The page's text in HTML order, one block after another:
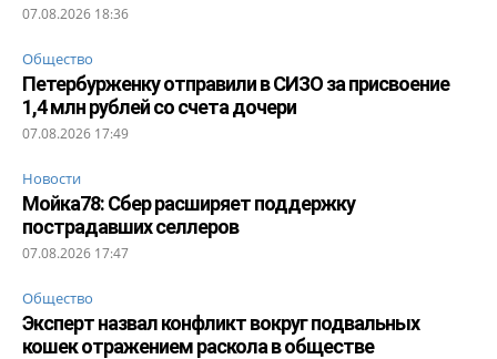
07.08.2026 18:36
Общество
Петербурженку отправили в СИЗО за присвоение
1,4 млн рублей со счета дочери
07.08.2026 17:49
Новости
Мойка78: Сбер расширяет поддержку
пострадавших селлеров
07.08.2026 17:47
Общество
Эксперт назвал конфликт вокруг подвальных
кошек отражением раскола в обществе